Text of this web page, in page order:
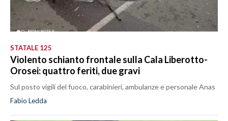
STATALE 125
Violento schianto frontale sulla Cala Liberotto-
Orosei: quattro feriti, due gravi
Sul posto vigili del fuoco, carabinieri, ambulanze e personale Anas
Fabio Ledda